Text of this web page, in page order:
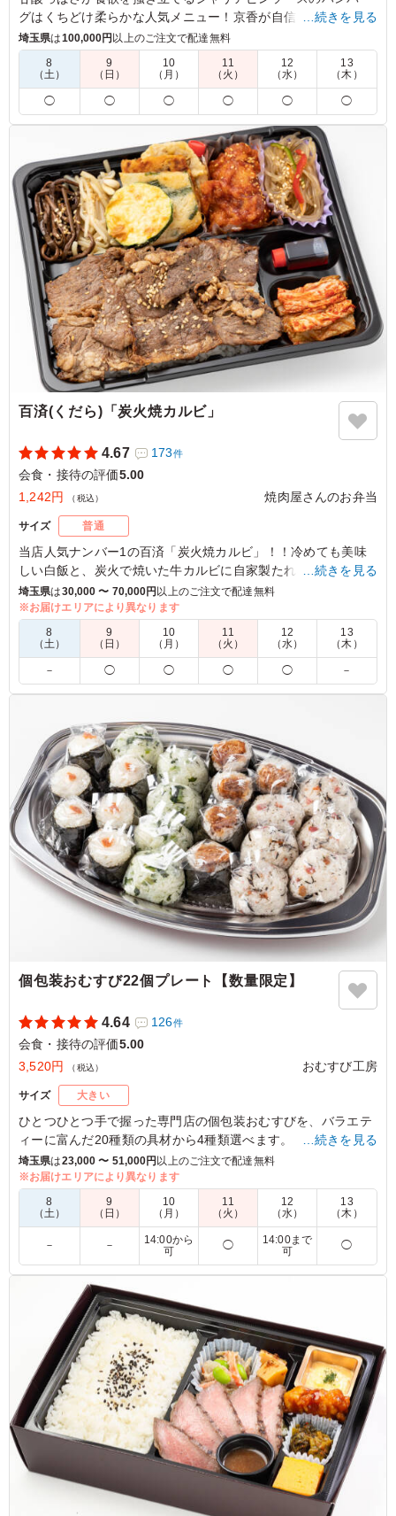
グはくちどけ柔らかな人気メニュー！京香が自信を持ってお届
けするご飯はより洗練されたシンプルな食べ合わせでしっかり
としたおかずの味わいとのバランスが心地よいです。
※お弁当容器は電子レンジ使用不可です。
ハンバーグをメインに、副菜やご飯も彩りよく盛り付けら
れており、見た目から食欲をそそるお弁当でした。ボリュ
ームもしっかりあり、食べ応えがあって満足度が高かった
です。味のバランスも良く、副菜も種類が豊富だったため
最後まで飽きることなく美味しくいただけました。また注
文したいと思える内容でした。
ご利用シーン：会食・接待›接待
東京都千代田区大手町2026/07/14
…続きを見る
埼玉県は100,000円以上のご注文で配達無料
8
（土）
9
（日）
10
（月）
11
（火）
12
（水）
13
（木）
◯ ◯ ◯ ◯ ◯ ◯
百済(くだら)「炭火焼カルビ」
4.67 173件
会食・接待の評価5.00
1,242円
（税込） 焼肉屋さんのお弁当
サイズ 普通
当店人気ナンバー1の百済「炭火焼カルビ」！！冷めても美味
しい白飯と、炭火で焼いた牛カルビに自家製たれをかけてご堪
能下さい。
副菜の韓国惣菜とご一緒にどうぞ。
5.0 モトショップクォーター
味もボリュームも満点。 コスパ最強でした。
東京都荒川区町屋2024/03/19
…続きを見る
埼玉県は30,000 〜 70,000円 以上のご注文で配達無料
※お届けエリアにより異なります
8
（土）
9
（日）
10
（月）
11
（火）
12
（水）
13
（木）
－ ◯ ◯ ◯ ◯ －
個包装おむすび22個プレート【数量限定】
4.64 126件
会食・接待の評価5.00
3,520円
（税込） おむすび工房
サイズ 大きい
ひとつひとつ手で握った専門店の個包装おむすびを、バラエテ
ィーに富んだ20種類の具材から4種類選べます。
下記よりおむすびを4種類お選びいただき、連絡事項欄にご記
入ください(ご記入がない場合はお任せとさせていただきま
す)。
鮭/おかか/高菜/わさび菜/焼きたらこ/明太子/ひじき煮/ツナマヨ
たぬきにぎり/梅干し/きつねにぎり/梅ひじき/ねぎ味噌/ツナ昆
布
海老塩/紅生姜鶏そぼろ/ソースかつ/ソースメンチ/青菜ちりめ
※2プレート以上のお任せ複数パターンご希望の場合は(2パタ
ーン希望、定番の具材多め希望など)、連絡事項欄に具体的にご
記入頂ければご希望に合わせてお作りします。
【1回のご注文可能数：9プレートまで】
※数量限定メニュー(1日の作成可能数：22プレート)のため数
量に達しましたら
ご注文をお断りする可能性もございますのでご了承くださいま
…続きを見る
埼玉県は23,000 〜 51,000円 以上のご注文で配達無料
※お届けエリアにより異なります
8
（土）
9
（日）
10
（月）
11
（火）
12
（水）
13
（木）
－ －
14:00から
可
◯
14:00まで
可
◯